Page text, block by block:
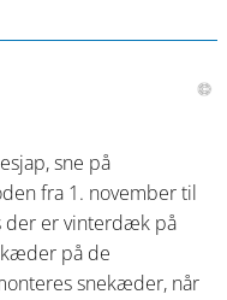
sne på
fra 1. november til
der er vinterdæk på
på de
snekæder, når